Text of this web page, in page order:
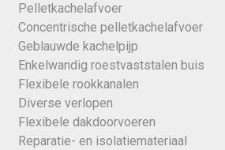
Pelletkachelafvoer
Concentrische pelletkachelafvoer
Geblauwde kachelpijp
Enkelwandig roestvaststalen buis
Flexibele rookkanalen
Diverse verlopen
Flexibele dakdoorvoeren
Reparatie- en isolatiemateriaal